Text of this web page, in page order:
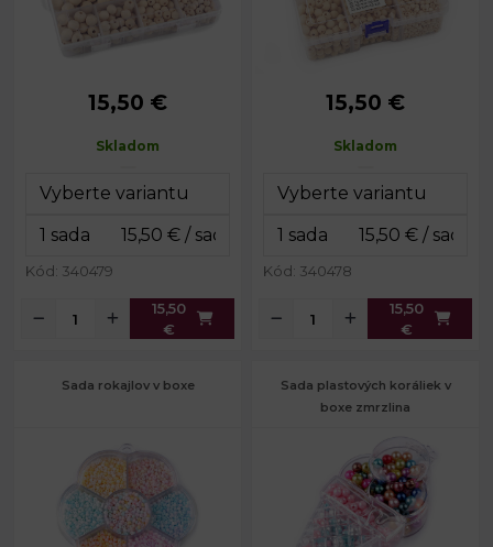
Priemer:
8 - 20 mm
Rozmery
13 x 20 x 4
15,50 €
Skladom
Kód: 340479
15,50
€
Priemer:
6 - 20 mm
Rozmery
12 x 16 x 6
15,50 €
Skladom
Kód: 340478
15,50
€
Sada rokajlov v boxe
Sada plastových koráliek v
boxe zmrzlina